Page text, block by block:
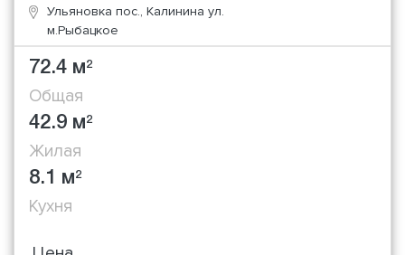
Ульяновка пос., Калинина ул.
м.Рыбацкое
72.4 м2
Общая
42.9 м2
Жилая
8.1 м2
Кухня